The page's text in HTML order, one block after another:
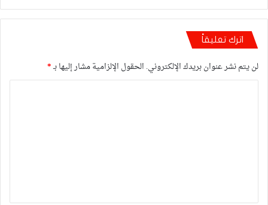
اترك تعليقاً
لن يتم نشر عنوان بريدك الإلكتروني. الحقول الإلزامية مشار إليها بـ*